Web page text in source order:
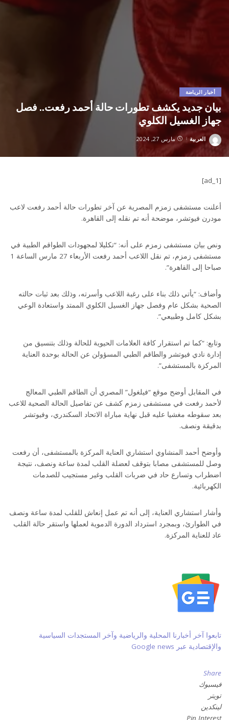
أخبار الرياضة
بيان جديد يكشف تطورات حالة أحمد رفعت.. فصل
جهاز الغسيل الكلوي
Posted
by
العربية مارس 27, 2024
[ad_1]
أعلنت مستشفى زمزم المصرية عن آخر تطورات حالة أحمد رفعت لاعب
مودرن فيوتشر، موضحة أنه تم نقله إلى القاهرة.
ونص بيان مستشفى زمزم على أنه: “تكليلا لمجهودات الطواقم الطبية في
مستشفى زمزم، تم نقل اللاعب أحمد رفعت الأربعاء 27 مارس الساعة 1
صباحا إلى القاهرة”.
وأضاف: “يأتي ذلك بناء على رغبة اللاعب وأسرته، وذلك بعد ثبات حالته
الصحية بشكل عام وفصل جهاز الغسيل الكلوي الممتد واستعادة الوعي
بشكل كامل وطبيعي”.
وتابع: “كما تم استقرار كافة العلامات الحيوية للحالة وذلك بتنسيق من
إدارة نادي فيوتشر والطاقم الطبي المسؤولن عن الحالة بوحدة العناية
المركزة بالمستشفى”.
في المقابل أوضح موقع “فيلغول” المصري أن الطاقم الطبي المعالج
لأحمد رفعت في مستشفى زمزم كشف عن تفاصيل الحالة الصحية للاعب
بعد سقوطه مغشيا عليه قبل نهاية مباراة الاتحاد السكندري، وفيوتشر
بدقيقة ونصف.
وأوضح أحمد المنشاوي استشاري العناية المركزة بالمستشفى، أن رفعت
وصل للمستشفى مصابا بتوقف لعضلة القلب لمدة ساعة ونصف، نتيجة
اضطراب وتسارع حاد في ضربات القلب وغير مستجيب للصدمات
الكهربائية.
وأشار استشاري العناية، إلى أنه تم عمل إنعاش للقلب لمدة ساعة ونصف
في الطوارئ، وبمجرد استرداد الدورة الدموية لعملها واستقر حالة القلب
عاد للعناية المركزة.
تابعوا آخر أخبارنا المحلية والرياضية وآخر المستجدات السياسية
والإقتصادية عبر Google news
Share
فيسبوك
تويتر
لينكدين
Pin Interest